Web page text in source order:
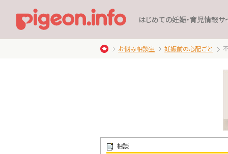
はじめての妊娠・育児情報サ
お悩み相談室 妊娠前の心配ごと
相談